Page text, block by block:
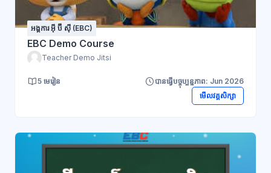
អង្គការ អ៊ី ប៊ី ស៊ី (EBC)
EBC Demo Course
Teacher Demo Jitsi
5 មេរៀន
បានធ្វើបច្ចុប្បន្នភាព: Jun 2026
មើលវគ្គសិក្សា